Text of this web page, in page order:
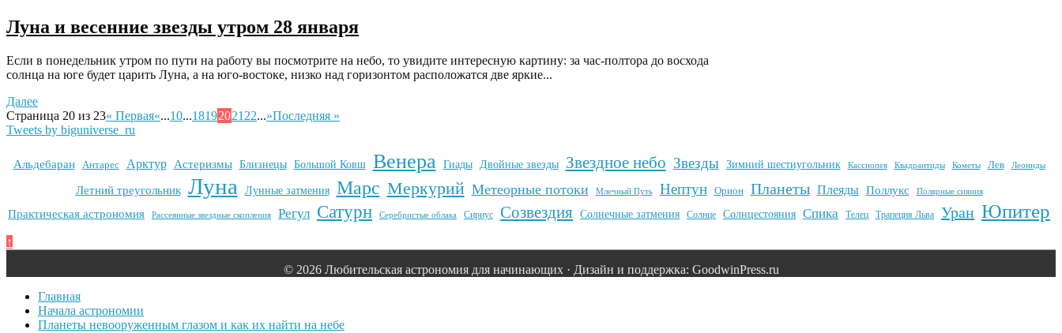
Луна и весенние звезды утром 28 января
Если в понедельник утром по пути на работу вы посмотрите на небо, то увидите интересную картину: за час-полтора до восхода
солнца на юге будет царить Луна, а на юго-востоке, низко над горизонтом расположатся две яркие...
Далее
Страница 20 из 23« Первая«...10...18192021 22...»Последняя »
Tweets by biguniverse_ru
Альдебаран Антарес Арктур Астеризмы Близнецы Большой Ковш Венера Гиады Двойные звезды Звездное небо Звезды Зимний шестиугольник Кассиопея Квадрантиды Кометы Лев Леониды
Летний треугольник Луна Лунные затмения Марс Меркурий Метеорные потоки Млечный Путь Нептун Орион Планеты Плеяды Поллукс Полярные сияния
Практическая астрономия Рассеянные звездные скопления Регул Сатурн Серебристые облака Сириус Созвездия Солнечные затмения Солнце Солнцестояния Спика Телец Трапеция Льва Уран Юпитер
↑
© 2026 Любительская астрономия для начинающих · Дизайн и поддержка: GoodwinPress.ru
Главная
Начала астрономии
Планеты невооруженным глазом и как их найти на небе